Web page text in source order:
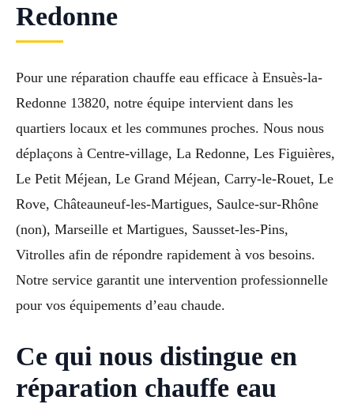
Redonne
Pour une réparation chauffe eau efficace à Ensuès-la-
Redonne 13820, notre équipe intervient dans les
quartiers locaux et les communes proches. Nous nous
déplaçons à Centre-village, La Redonne, Les Figuières,
Le Petit Méjean, Le Grand Méjean, Carry-le-Rouet, Le
Rove, Châteauneuf-les-Martigues, Saulce-sur-Rhône
(non), Marseille et Martigues, Sausset-les-Pins,
Vitrolles afin de répondre rapidement à vos besoins.
Notre service garantit une intervention professionnelle
pour vos équipements d’eau chaude.
Ce qui nous distingue en
réparation chauffe eau